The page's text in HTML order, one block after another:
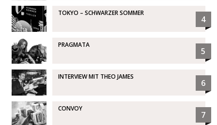
TOKYO – SCHWARZER SOMMER
4
PRAGMATA
5
INTERVIEW MIT THEO JAMES
6
CONVOY
7